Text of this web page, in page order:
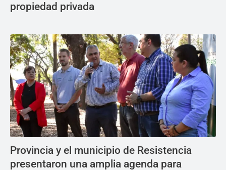
propiedad privada
Provincia y el municipio de Resistencia
presentaron una amplia agenda para